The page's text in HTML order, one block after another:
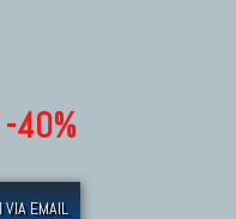
-40%